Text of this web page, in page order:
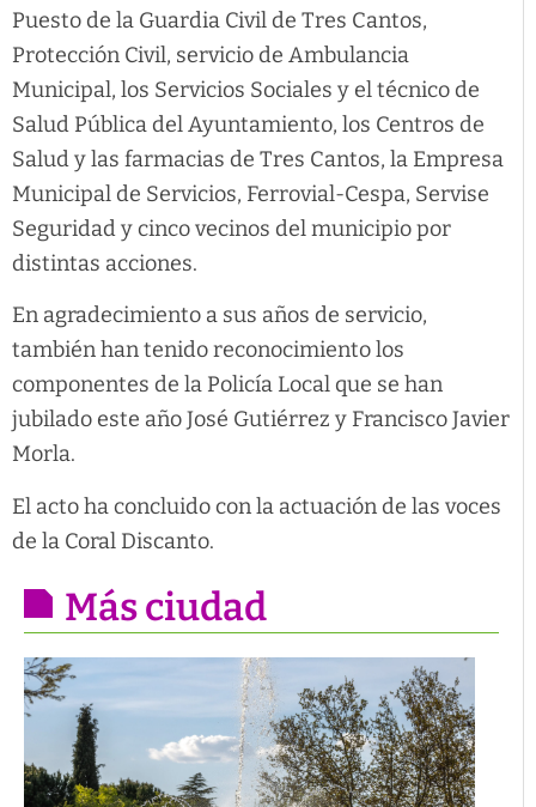
Puesto de la Guardia Civil de Tres Cantos,
Protección Civil, servicio de Ambulancia
Municipal, los Servicios Sociales y el técnico de
Salud Pública del Ayuntamiento, los Centros de
Salud y las farmacias de Tres Cantos, la Empresa
Municipal de Servicios, Ferrovial-Cespa, Servise
Seguridad y cinco vecinos del municipio por
distintas acciones.
En agradecimiento a sus años de servicio,
también han tenido reconocimiento los
componentes de la Policía Local que se han
jubilado este año José Gutiérrez y Francisco Javier
Morla.
El acto ha concluido con la actuación de las voces
de la Coral Discanto.
Más ciudad